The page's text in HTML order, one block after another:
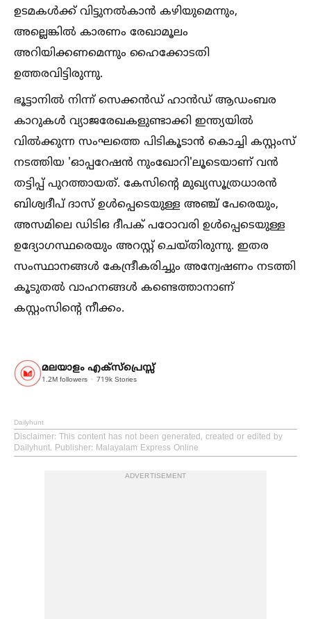
ഉടമകള്‍ക്ക് വിട്ടുനല്‍കാൻ കഴിയുമെന്നും,
അല്ലെങ്കില്‍ കാരണം രേഖാമൂലം
അറിയിക്കണമെന്നും ഹൈക്കോടതി
ഉത്തരവിട്ടിരുന്നു.
ഭൂട്ടാനില്‍ നിന്ന് സെക്കൻഡ് ഹാൻഡ് ആഡംബര
കാറുകള്‍ വ്യാജരേഖകളുണ്ടാക്കി ഇന്ത്യയില്‍
വില്‍ക്കുന്ന സംഘത്തെ പിടികൂടാൻ കൊച്ചി കസ്റ്റംസ്
നടത്തിയ 'ഓപ്പറേഷൻ നുംഖോറി'ലൂടെയാണ് വൻ
തട്ടിപ്പ് പുറത്തായത്. കേസിന്റെ മുഖ്യസൂത്രധാരൻ
ബിശ്വദീപ് ദാസ് ഉള്‍പ്പെടെയുള്ള അഞ്ച് പേരെയും,
അസമിലെ ഡിടിഒ ദീപക് പഠോവരി ഉള്‍പ്പെടെയുള്ള
ഉദ്യോഗസ്ഥരെയും അറസ്റ്റ് ചെയ്തിരുന്നു. ഇതര
സംസ്ഥാനങ്ങള്‍ കേന്ദ്രീകരിച്ചും അന്വേഷണം നടത്തി
കൂടുതല്‍ വാഹനങ്ങള്‍ കണ്ടെത്താനാണ്
കസ്റ്റംസിന്റെ നീക്കം.
മലയാളം എക്സ്പ്രെസ്സ്
1.2M followers 719k Stories
Dailyhunt
Disclaimer: This content has not been generated, created or edited by
Dailyhunt. Publisher: Malayalam Express Online
ADVERTISEMENT